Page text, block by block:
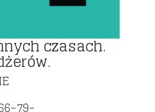
czasach.
79-